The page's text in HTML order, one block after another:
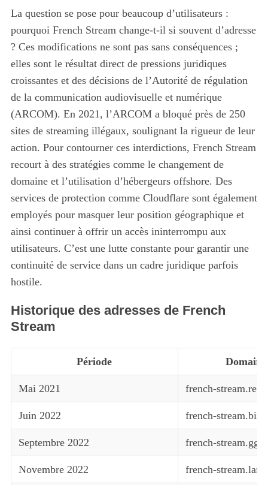
La question se pose pour beaucoup d’utilisateurs :
pourquoi French Stream change-t-il si souvent d’adresse
? Ces modifications ne sont pas sans conséquences ;
elles sont le résultat direct de pressions juridiques
croissantes et des décisions de l’Autorité de régulation
de la communication audiovisuelle et numérique
(ARCOM). En 2021, l’ARCOM a bloqué près de 250
sites de streaming illégaux, soulignant la rigueur de leur
action. Pour contourner ces interdictions, French Stream
recourt à des stratégies comme le changement de
domaine et l’utilisation d’hébergeurs offshore. Des
services de protection comme Cloudflare sont également
employés pour masquer leur position géographique et
ainsi continuer à offrir un accès ininterrompu aux
utilisateurs. C’est une lutte constante pour garantir une
continuité de service dans un cadre juridique parfois
hostile.
Historique des adresses de French
Stream
Période
Mai 2021 french-stream.re
Juin 2022 french-stream.biz
Septembre 2022 french-stream.gg
Novembre 2022 french-stream.land